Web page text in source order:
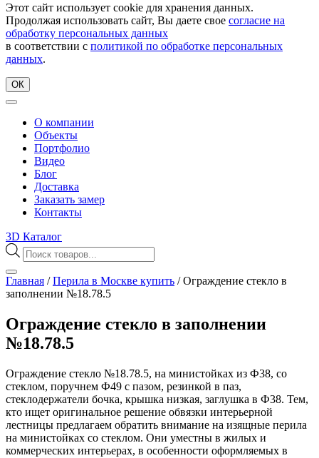
Этот сайт использует cookie для хранения данных.
Продолжая использовать сайт, Вы даете свое согласие на
обработку персональных данных
в соответствии с политикой по обработке персональных
данных.
ОК
О компании
Объекты
Портфолио
Видео
Блог
Доставка
Заказать замер
Контакты
3D Каталог
Поиск
товаров
Главная /Перила в Москве купить /Ограждение стекло в
заполнении №18.78.5
Ограждение стекло в заполнении
№18.78.5
Ограждение стекло №18.78.5, на министойках из Ф38, со
стеклом, поручнем Ф49 с пазом, резинкой в паз,
стеклодержатели бочка, крышка низкая, заглушка в Ф38. Тем,
кто ищет оригинальное решение обвязки интерьерной
лестницы предлагаем обратить внимание на изящные перила
на министойках со стеклом. Они уместны в жилых и
коммерческих интерьерах, в особенности оформляемых в